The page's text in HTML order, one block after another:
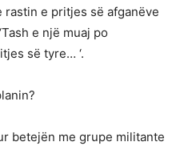
rastin e pritjes së afganëve
e një muaj po
së tyre… ‘.
betejën me grupe militante